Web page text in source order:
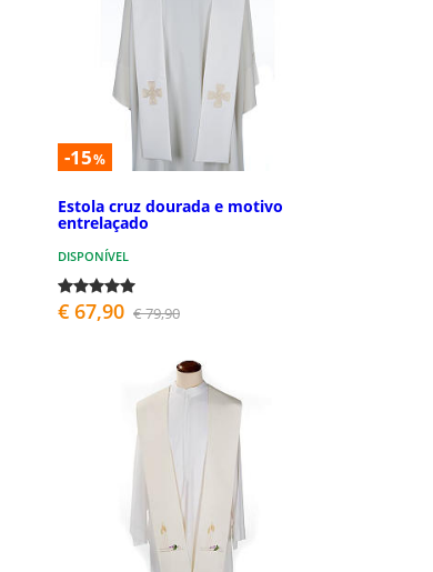
-15%
Estola cruz dourada e motivo
entrelaçado
DISPONÍVEL
€ 67,90 € 79,90